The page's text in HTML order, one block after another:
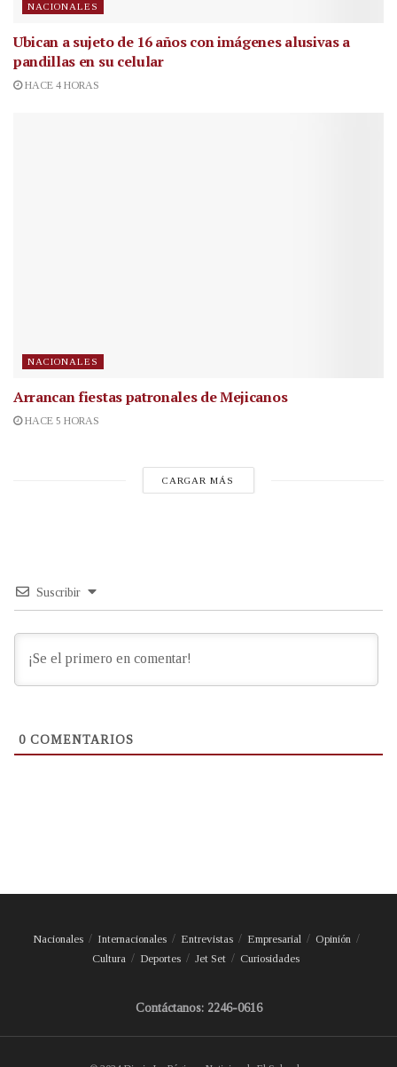
NACIONALES
Ubican a sujeto de 16 años con imágenes alusivas a
pandillas en su celular
HACE 4 HORAS
NACIONALES
Arrancan fiestas patronales de Mejicanos
HACE 5 HORAS
CARGAR MÁS
Suscribir
0 COMENTARIOS
Nacionales Internacionales Entrevistas Empresarial
Opinión
Cultura
Deportes Jet Set Curiosidades
Contáctanos: 2246-0616